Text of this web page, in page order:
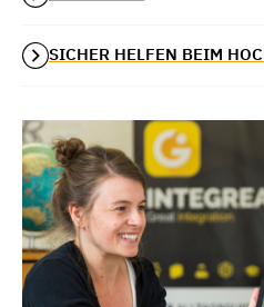
SICHER HELFEN BEIM